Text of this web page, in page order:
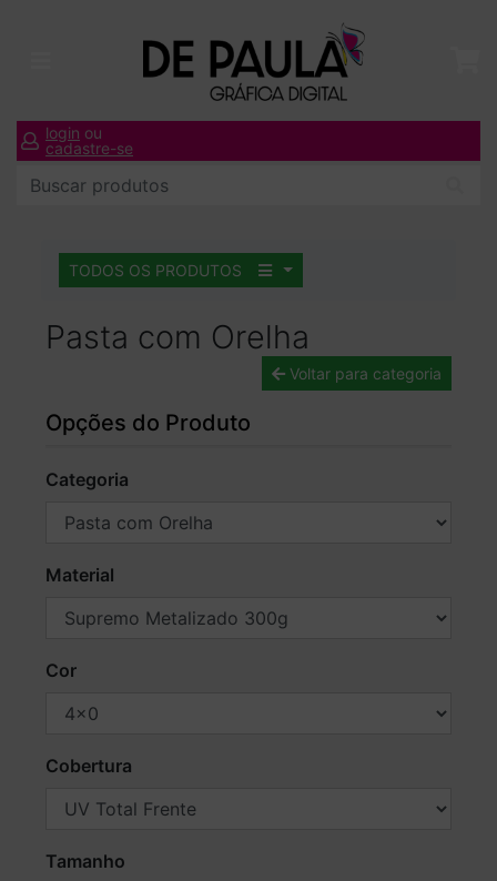
login ou
cadastre-se
TODOS OS PRODUTOS
Pasta com Orelha
Voltar para categoria
Opções do Produto
Categoria
Material
Cor
Cobertura
Tamanho